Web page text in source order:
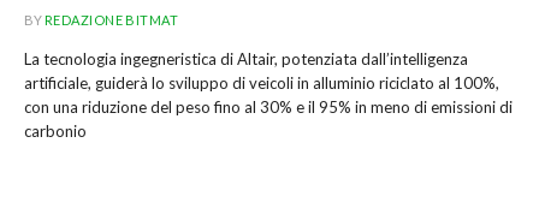
BYREDAZIONE BITMAT
La tecnologia ingegneristica di Altair, potenziata dall’intelligenza
artificiale, guiderà lo sviluppo di veicoli in alluminio riciclato al 100%,
con una riduzione del peso fino al 30% e il 95% in meno di emissioni di
carbonio